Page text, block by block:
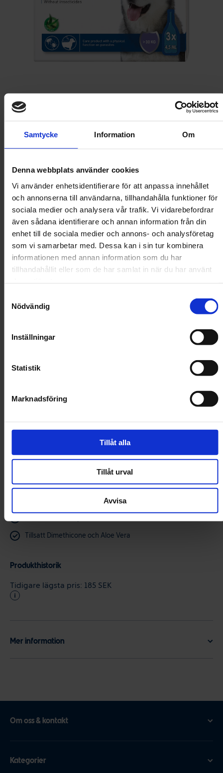
Samtycke Information Om
Denna webbplats använder cookies
Vi använder enhetsidentifierare för att anpassa innehållet
och annonserna till användarna, tillhandahålla funktioner för
sociala medier och analysera vår trafik. Vi vidarebefordrar
även sådana identifierare och annan information från din
enhet till de sociala medier och annons- och analysföretag
som vi samarbetar med. Dessa kan i sin tur kombinera
informationen med annan information som du har
tillhandahållit eller som de har samlat in när du har använt
Nödvändig
Inställningar
Statistik
Marknadsföring
Tillåt alla
Tillåt urval
Avvisa
Beaphar
Beaphar Dimethicare Line-on Stor Hund
näringsrika Aloe Veran och Dimethicone imobiliserar fästingar,
loppor och andra parasiter som mygg, knott och löss, vilket gör att
de inte kan röra sig. Beaphar Dimethicare innehåller inga kemiska
insektsmedel, utan ett naturligt silikon (Dimethicone) som lägger
ett klibbigt lager runt parasiten vilket gör att den blir paralyserade
och ej kan röra sig. De dör och faller av eller kan borstas ur pälsen.
1 pipett har effekt i 8-10 dagar och är effektiv i loppors alla
livsstadier.
185 kr
Minska
Dimethicare
Line-on
Öka
Line-on
Köp
Immobiliserar ohyra och fästingar
Tillsatt Dimethicone och Aloe Vera
Produkthistorik
Tidigare lägsta pris: 185 SEK
Mer information
Om oss & kontakt
Kategorier